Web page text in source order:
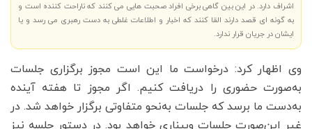
اشراف دارد. در این بین گاهی برخی افراد صحبت هایی می کنند که ناراحت کننده است و
به گونه ای قصد دارند القا کنند که اخبار و اطلاعات غلطی به دست رهبری می رسد و یا
ایشان در جریان قرار ندارد.
وی اظهار کرد: درخواست ما این است مجوز برگزاری جلسات
به‌صورت حضوری را دریافت کنیم. اگر مجوز تا هفته آینده
به‌دست ما برسد که جلسات به‌نحو متفاوتی برگزار خواهد شد. در
غیر این‌صورت جلسات وبیناری خواهد بود. در دستور جلسه نیز